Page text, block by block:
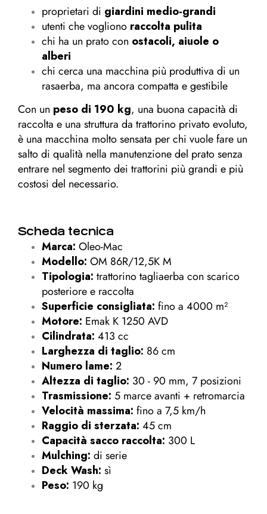
proprietari di giardini medio-grandi
utenti che vogliono raccolta pulita
chi ha un prato con ostacoli, aiuole o
alberi
chi cerca una macchina più produttiva di un
rasaerba, ma ancora compatta e gestibile
Con un peso di 190 kg, una buona capacità di
raccolta e una struttura da trattorino privato evoluto,
è una macchina molto sensata per chi vuole fare un
salto di qualità nella manutenzione del prato senza
entrare nel segmento dei trattorini più grandi e più
costosi del necessario.
Scheda tecnica
Marca: Oleo-Mac
Modello: OM 86R/12,5K M
Tipologia: trattorino tagliaerba con scarico
posteriore e raccolta
Superficie consigliata: fino a 4000 m²
Motore: Emak K 1250 AVD
Cilindrata: 413 cc
Larghezza di taglio: 86 cm
Numero lame: 2
Altezza di taglio: 30 - 90 mm, 7 posizioni
Trasmissione: 5 marce avanti + retromarcia
Velocità massima: fino a 7,5 km/h
Raggio di sterzata: 45 cm
Capacità sacco raccolta: 300 L
Mulching: di serie
Deck Wash: sì
Peso: 190 kg